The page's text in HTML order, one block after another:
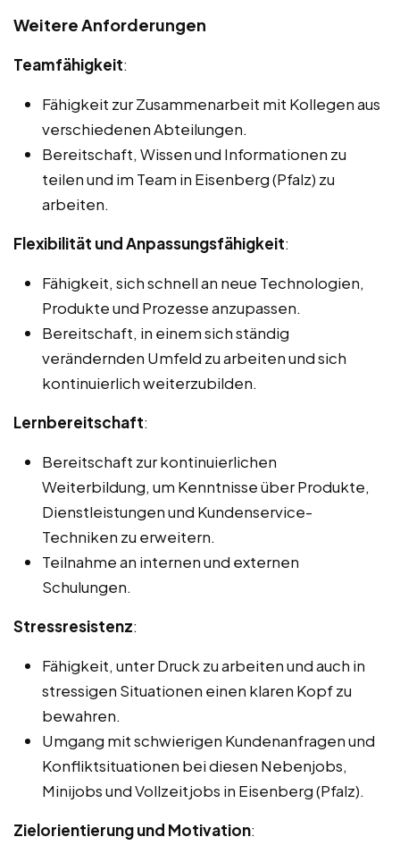
Weitere Anforderungen
Teamfähigkeit:
Fähigkeit zur Zusammenarbeit mit Kollegen aus
verschiedenen Abteilungen.
Bereitschaft, Wissen und Informationen zu
teilen und im Team in Eisenberg (Pfalz) zu
arbeiten.
Flexibilität und Anpassungsfähigkeit:
Fähigkeit, sich schnell an neue Technologien,
Produkte und Prozesse anzupassen.
Bereitschaft, in einem sich ständig
verändernden Umfeld zu arbeiten und sich
kontinuierlich weiterzubilden.
Lernbereitschaft:
Bereitschaft zur kontinuierlichen
Weiterbildung, um Kenntnisse über Produkte,
Dienstleistungen und Kundenservice-
Techniken zu erweitern.
Teilnahme an internen und externen
Schulungen.
Stressresistenz:
Fähigkeit, unter Druck zu arbeiten und auch in
stressigen Situationen einen klaren Kopf zu
bewahren.
Umgang mit schwierigen Kundenanfragen und
Konfliktsituationen bei diesen Nebenjobs,
Minijobs und Vollzeitjobs in Eisenberg (Pfalz).
Zielorientierung und Motivation: